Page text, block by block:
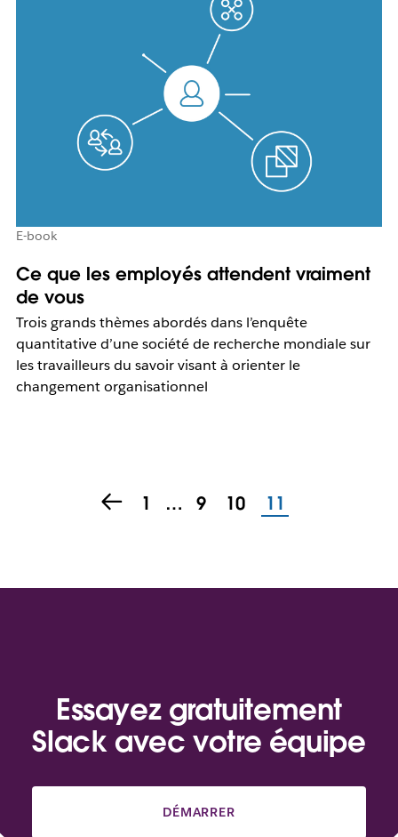
E-book
Ce que les employés attendent vraiment
de vous
Trois grands thèmes abordés dans l’enquête
quantitative d’une société de recherche mondiale sur
les travailleurs du savoir visant à orienter le
changement organisationnel
1 … 9 10 11
Essayez gratuitement
Slack avec votre équipe
DÉMARRER